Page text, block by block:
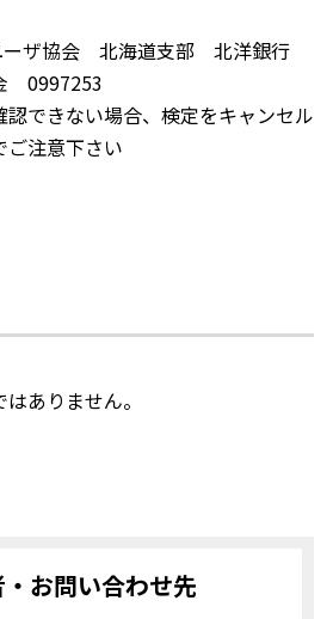
ーザ協会 北海道支部 北洋銀行
0997253
できない場合、検定をキャンセル
ご注意下さい
ありません。
お問い合わせ先